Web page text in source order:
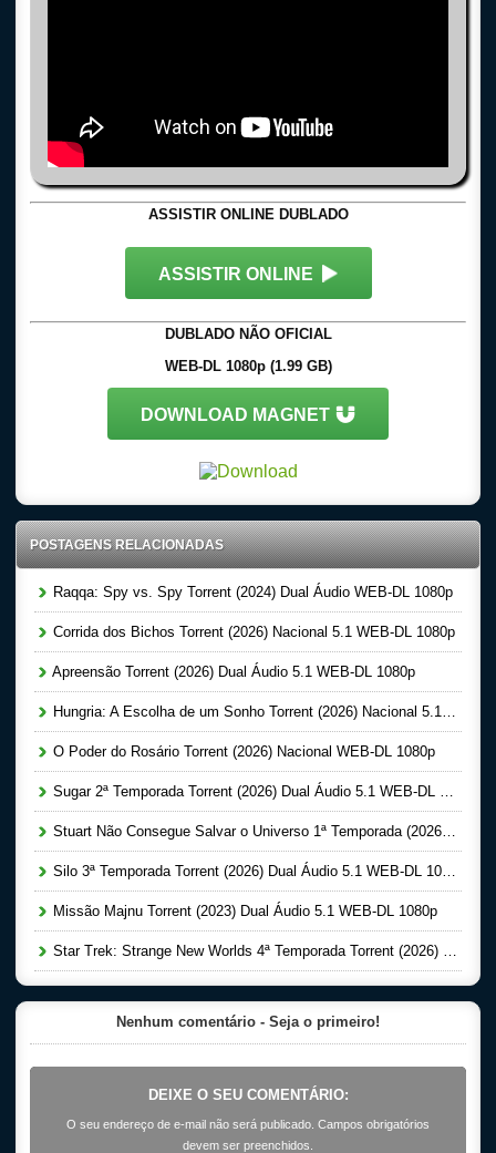
ASSISTIR ONLINE DUBLADO
ASSISTIR ONLINE
DUBLADO NÃO OFICIAL
WEB-DL 1080p (1.99 GB)
DOWNLOAD MAGNET
POSTAGENS RELACIONADAS
Raqqa: Spy vs. Spy Torrent (2024) Dual Áudio WEB-DL 1080p
Corrida dos Bichos Torrent (2026) Nacional 5.1 WEB-DL 1080p
Apreensão Torrent (2026) Dual Áudio 5.1 WEB-DL 1080p
Hungria: A Escolha de um Sonho Torrent (2026) Nacional 5.1 WEB-DL 1080p
O Poder do Rosário Torrent (2026) Nacional WEB-DL 1080p
Sugar 2ª Temporada Torrent (2026) Dual Áudio 5.1 WEB-DL 1080p
Stuart Não Consegue Salvar o Universo 1ª Temporada (2026) Dual Áudio 5.1 WEB-DL 1080p
Silo 3ª Temporada Torrent (2026) Dual Áudio 5.1 WEB-DL 1080p
Missão Majnu Torrent (2023) Dual Áudio 5.1 WEB-DL 1080p
Star Trek: Strange New Worlds 4ª Temporada Torrent (2026) Dual Áudio 5.1 WEB-DL 1080p
Nenhum comentário - Seja o primeiro!
DEIXE O SEU COMENTÁRIO:
O seu endereço de e-mail não será publicado. Campos obrigatórios
devem ser preenchidos.